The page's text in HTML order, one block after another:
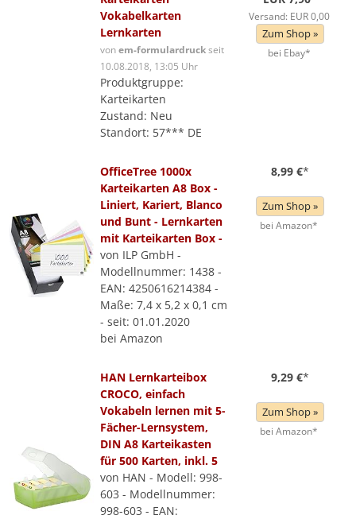
Vokabelkarten
Lernkarten
vonem-formulardruckseit
10.08.2018, 13:05 Uhr
Produktgruppe:
Karteikarten
Zustand: Neu
Standort: 57*** DE
Versand: EUR 0,00
Zum Shop »
bei Ebay*
OfficeTree 1000x
Karteikarten A8 Box -
Liniert, Kariert, Blanco
und Bunt - Lernkarten
mit Karteikarten Box -
von ILP GmbH -
Modellnummer: 1438 -
EAN: 4250616214384 -
Maße: 7,4 x 5,2 x 0,1 cm
- seit: 01.01.2020
bei Amazon
8,99 €*
Zum Shop »
bei Amazon*
HAN Lernkarteibox
CROCO, einfach
Vokabeln lernen mit 5-
Fächer-Lernsystem,
DIN A8 Karteikasten
für 500 Karten, inkl. 5
von HAN - Modell: 998-
603 - Modellnummer:
998-603 - EAN:
9,29 €*
Zum Shop »
bei Amazon*